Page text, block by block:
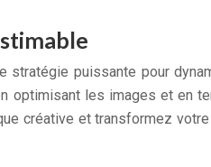
puissante pour
les images et en
créative et transformez